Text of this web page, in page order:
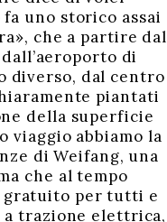
uno storico assai
che a partire dal
di
diverso, dal centro
piantati
della superficie
viaggio abbiamo la
di Weifang, una
che al tempo
gratuito per tutti e
a trazione elettrica,